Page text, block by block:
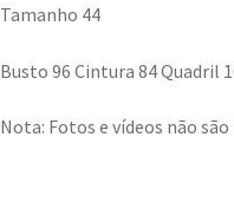
Tamanho 44
Busto 96 Cintura 84 Quadril
Nota: Fotos e vídeos não